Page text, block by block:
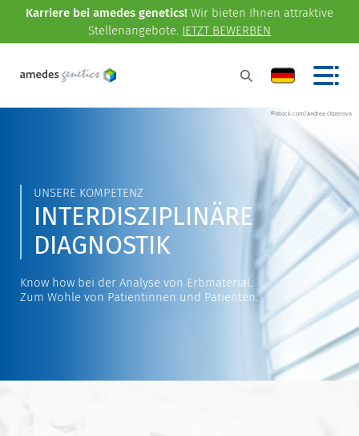
Karriere bei amedes genetics! Wir bieten Ihnen attraktive
Stellenangebote. JETZT BEWERBEN
©istock.com/Andrea Obzerova
UNSERE KOMPETENZ
INTERDISZIPLINÄRE
DIAGNOSTIK
Know how bei der Analyse von Erbmaterial.
Zum Wohle von Patientinnen und Patienten.